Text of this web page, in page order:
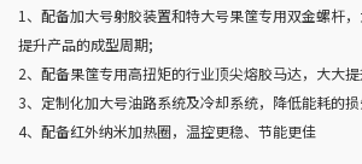
1、配备加大号射胶装置和特大号果筐专用双金螺杆
提升产品的成型周期;
2、配备果筐专用高扭矩的行业顶尖熔胶马达，大大
3、定制化加大号油路系统及冷却系统，降低能耗的
4、配备红外纳米加热圈，温控更稳、节能更佳